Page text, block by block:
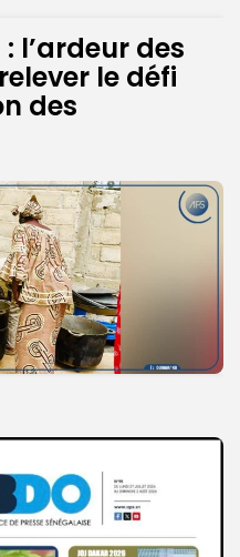
l’ardeur des
le défi
des